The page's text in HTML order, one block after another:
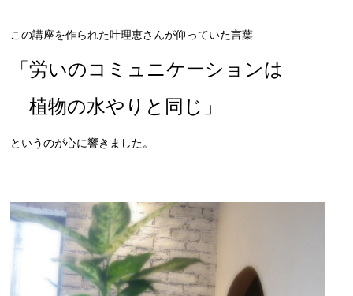
この講座を作られた叶理恵さんが仰っていた言葉
「労いのコミュニケーションは
植物の水やりと同じ」
というのが心に響きました。